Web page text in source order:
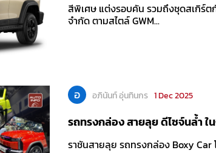
สีพิเศษ แต่งรอบคัน รวมถึงชุดสเกิร์ต
จำกัด ตามสไตล์ GWM...
อ อภินันท์ อุ่นทินกร 1 Dec 2025
รถทรงกล่อง สายลุย ดีไซจ์นล้ำ ใ
ราชันสายลุย รถทรงกล่อง Boxy Car